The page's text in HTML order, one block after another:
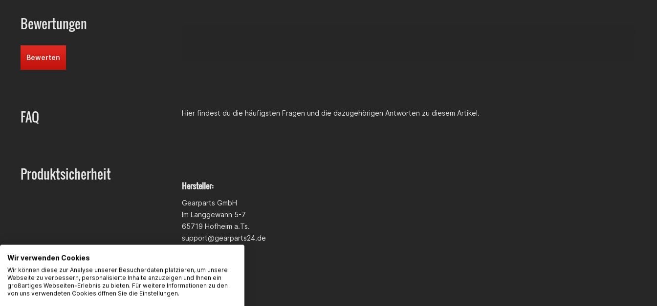
Bewertungen
Bewerten
FAQ Hier findest du die häufigsten Fragen und die dazugehörigen Antworten zu diesem Artikel.
Produktsicherheit
Hersteller:
Gearparts GmbH
Im Langgewann 5-7
65719 Hofheim a.Ts.
support@gearparts24.de
Wir verwenden Cookies
Wir können diese zur Analyse unserer Besucherdaten platzieren, um unsere
Webseite zu verbessern, personalisierte Inhalte anzuzeigen und Ihnen ein
großartiges Webseiten-Erlebnis zu bieten. Für weitere Informationen zu den
von uns verwendeten Cookies öffnen Sie die Einstellungen.